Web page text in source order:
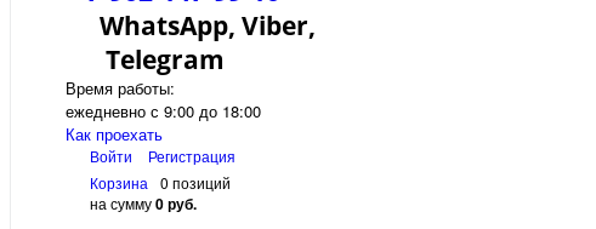
WhatsApp, Viber,
Telegram
Время работы:
ежедневно с 9:00 до 18:00
Как проехать
Войти
Регистрация
Корзина
0 позиций
на сумму0 руб.